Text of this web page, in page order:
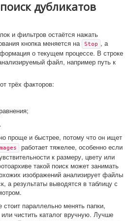
дубликатов
и фильтров остаётся нажать
кнопка меняется на Stop , а
о текущем процессе. В строке
файл, например путь к
трёх факторов:
проще и быстрее, потому что он ищет
работает тяжелее, особенно если
к размеру, цвету или
такой поиск может занимать
изображений анализирует файлы
а результаты выводятся в таблицу с
параллельно менять папки,
чистить каталог вручную. Лучше